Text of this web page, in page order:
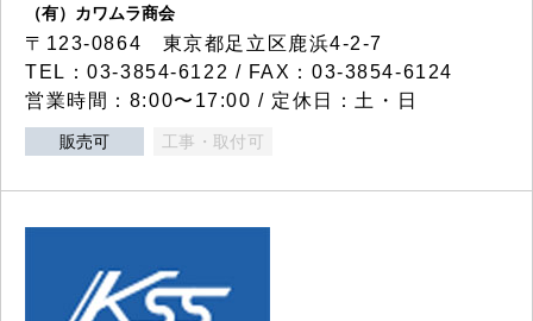
（有）カワムラ商会
〒123-0864 東京都足立区鹿浜4-2-7
TEL：03-3854-6122 / FAX：03-3854-6124
営業時間：8:00〜17:00 / 定休日：土・日
販売可 工事・取付可